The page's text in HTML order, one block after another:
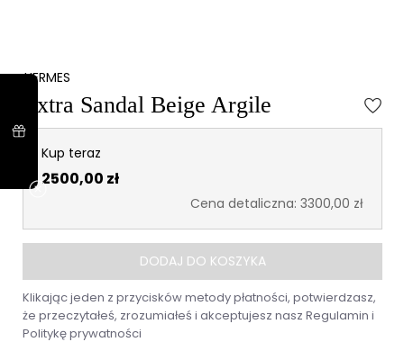
HERMES
Extra Sandal Beige Argile
Kup teraz
2500,00 zł
Cena detaliczna: 3300,00 zł
DODAJ DO KOSZYKA
Klikając jeden z przycisków metody płatności, potwierdzasz,
że przeczytałeś, zrozumiałeś i akceptujesz nasz Regulamin i
Politykę prywatności